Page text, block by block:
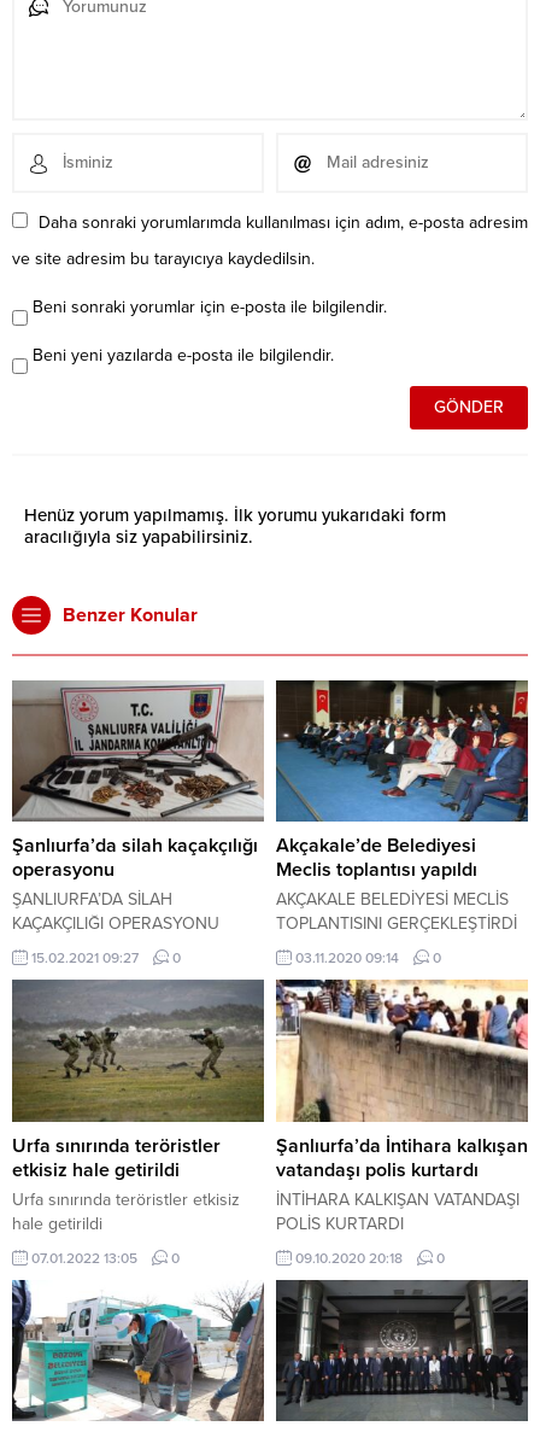
Daha sonraki yorumlarımda kullanılması için adım, e-posta adresim
ve site adresim bu tarayıcıya kaydedilsin.
Beni sonraki yorumlar için e-posta ile bilgilendir.
Beni yeni yazılarda e-posta ile bilgilendir.
Henüz yorum yapılmamış. İlk yorumu yukarıdaki form
aracılığıyla siz yapabilirsiniz.
Benzer Konular
Şanlıurfa’da silah kaçakçılığı
operasyonu
ŞANLIURFA’DA SİLAH
KAÇAKÇILIĞI OPERASYONU
15.02.2021 09:27 0
Akçakale’de Belediyesi
Meclis toplantısı yapıldı
AKÇAKALE BELEDİYESİ MECLİS
TOPLANTISINI GERÇEKLEŞTİRDİ
03.11.2020 09:14 0
Urfa sınırında teröristler
etkisiz hale getirildi
Urfa sınırında teröristler etkisiz
hale getirildi
07.01.2022 13:05 0
Şanlıurfa’da İntihara kalkışan
vatandaşı polis kurtardı
İNTİHARA KALKIŞAN VATANDAŞI
POLİS KURTARDI
09.10.2020 20:18 0